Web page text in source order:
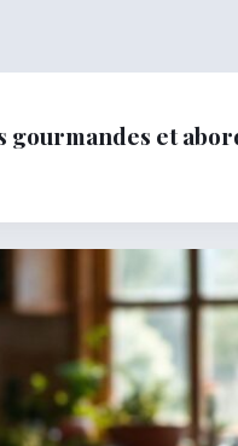
gourmandes et